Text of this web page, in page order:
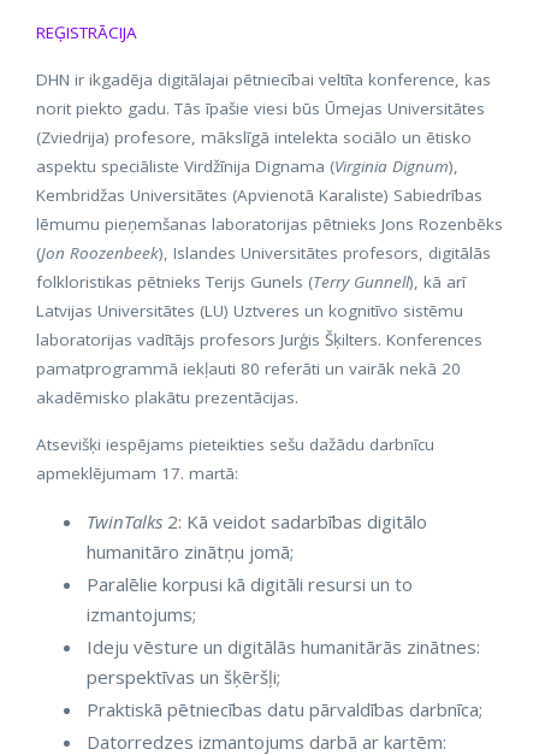
REĢISTRĀCIJA
DHN ir ikgadēja digitālajai pētniecībai veltīta konference, kas
norit piekto gadu. Tās īpašie viesi būs Ūmejas Universitātes
(Zviedrija) profesore, mākslīgā intelekta sociālo un ētisko
aspektu speciāliste Virdžīnija Dignama (Virginia Dignum),
Kembridžas Universitātes (Apvienotā Karaliste) Sabiedrības
lēmumu pieņemšanas laboratorijas pētnieks Jons Rozenbēks
(Jon Roozenbeek), Islandes Universitātes profesors, digitālās
folkloristikas pētnieks Terijs Gunels (Terry Gunnell), kā arī
Latvijas Universitātes (LU) Uztveres un kognitīvo sistēmu
laboratorijas vadītājs profesors Jurģis Šķilters. Konferences
pamatprogrammā iekļauti 80 referāti un vairāk nekā 20
akadēmisko plakātu prezentācijas.
Atsevišķi iespējams pieteikties sešu dažādu darbnīcu
apmeklējumam 17. martā:
TwinTalks 2: Kā veidot sadarbības digitālo
humanitāro zinātņu jomā;
Paralēlie korpusi kā digitāli resursi un to
izmantojums;
Ideju vēsture un digitālās humanitārās zinātnes:
perspektīvas un šķēršļi;
Praktiskā pētniecības datu pārvaldības darbnīca;
Datorredzes izmantojums darbā ar kartēm: